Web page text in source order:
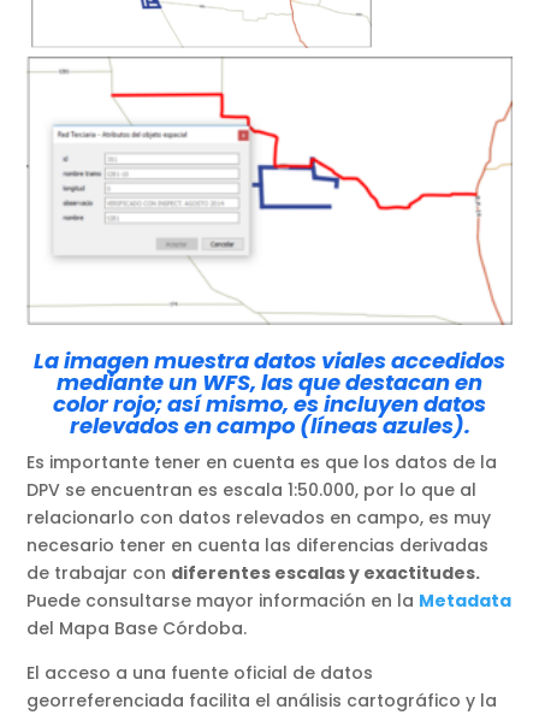
La imagen muestra datos viales accedidos
mediante un WFS, las que destacan en
color rojo; así mismo, es incluyen datos
relevados en campo (líneas azules).
Es importante tener en cuenta es que los datos de la
DPV se encuentran es escala 1:50.000, por lo que al
relacionarlo con datos relevados en campo, es muy
necesario tener en cuenta las diferencias derivadas
de trabajar con diferentes escalas y exactitudes.
Puede consultarse mayor información en la Metadata
del Mapa Base Córdoba.
El acceso a una fuente oficial de datos
georreferenciada facilita el análisis cartográfico y la